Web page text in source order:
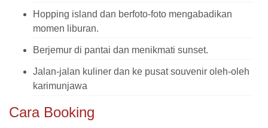
Hopping island dan berfoto-foto mengabadikan
momen liburan.
Berjemur di pantai dan menikmati sunset.
Jalan-jalan kuliner dan ke pusat souvenir oleh-oleh
karimunjawa
Cara Booking